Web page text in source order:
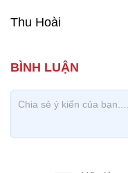
Thu Hoài